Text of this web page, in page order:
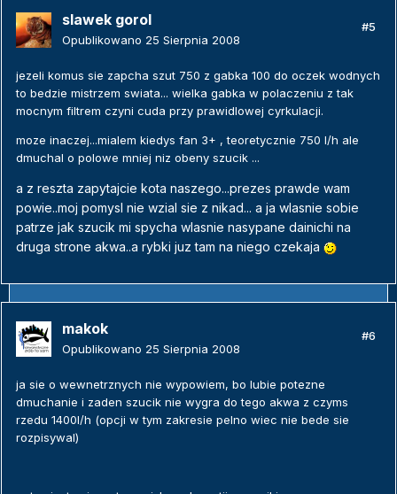
slawek gorol
Opublikowano 25 Sierpnia 2008
#5
jezeli komus sie zapcha szut 750 z gabka 100 do oczek wodnych
to bedzie mistrzem swiata... wielka gabka w polaczeniu z tak
mocnym filtrem czyni cuda przy prawidlowej cyrkulacji.
moze inaczej...mialem kiedys fan 3+ , teoretycznie 750 l/h ale
dmuchal o polowe mniej niz obeny szucik ...
a z reszta zapytajcie kota naszego...prezes prawde wam
powie..moj pomysl nie wzial sie z nikad... a ja wlasnie sobie
patrze jak szucik mi spycha wlasnie nasypane dainichi na
druga strone akwa..a rybki juz tam na niego czekaja
makok
Opublikowano 25 Sierpnia 2008
#6
ja sie o wewnetrznych nie wypowiem, bo lubie potezne
dmuchanie i zaden szucik nie wygra do tego akwa z czyms
rzedu 1400l/h (opcji w tym zakresie pelno wiec nie bede sie
rozpisywal)